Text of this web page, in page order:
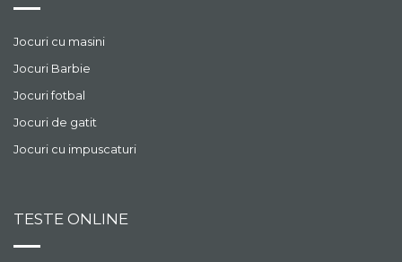
Jocuri cu masini
Jocuri Barbie
Jocuri fotbal
Jocuri de gatit
Jocuri cu impuscaturi
TESTE ONLINE